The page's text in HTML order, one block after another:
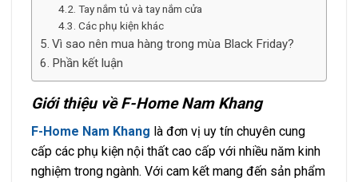
Tay nắm tủ và tay nắm cửa
Các phụ kiện khác
Vì sao nên mua hàng trong mùa Black Friday?
Phần kết luận
Giới thiệu về F-Home Nam Khang
F-Home Nam Khang là đơn vị uy tín chuyên cung
cấp các phụ kiện nội thất cao cấp với nhiều năm kinh
nghiệm trong ngành. Với cam kết mang đến sản phẩm